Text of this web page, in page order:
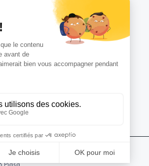
AIDE
Demande d’estimation
Piasa